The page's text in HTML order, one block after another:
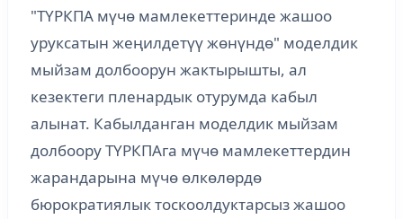
"ТҮРКПА мүчө мамлекеттеринде жашоо
уруксатын жеңилдетүү жөнүндө" моделдик
мыйзам долбоорун жактырышты, ал
кезектеги пленардык отурумда кабыл
алынат. Кабылданган моделдик мыйзам
долбоору ТҮРКПАга мүчө мамлекеттердин
жарандарына мүчө өлкөлөрдө
бюрократиялык тоскоолдуктарсыз жашоо